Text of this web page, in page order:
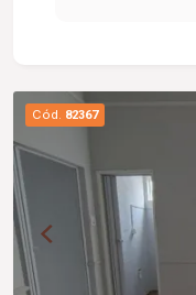
Cód. 82367